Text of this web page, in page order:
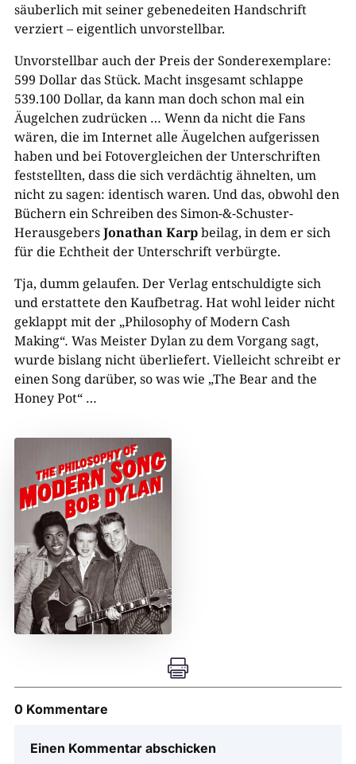
säuberlich mit seiner gebenedeiten Handschrift
verziert – eigentlich unvorstellbar.
Unvorstellbar auch der Preis der Sonderexemplare:
599 Dollar das Stück. Macht insgesamt schlappe
539.100 Dollar, da kann man doch schon mal ein
Äugelchen zudrücken … Wenn da nicht die Fans
wären, die im Internet alle Äugelchen aufgerissen
haben und bei Fotovergleichen der Unterschriften
feststellten, dass die sich verdächtig ähnelten, um
nicht zu sagen: identisch waren. Und das, obwohl den
Büchern ein Schreiben des Simon-&-Schuster-
HerausgebersJonathan Karpbeilag, in dem er sich
für die Echtheit der Unterschrift verbürgte.
Tja, dumm gelaufen. Der Verlag entschuldigte sich
und erstattete den Kaufbetrag. Hat wohl leider nicht
geklappt mit der „Philosophy of Modern Cash
Making“. Was Meister Dylan zu dem Vorgang sagt,
wurde bislang nicht überliefert. Vielleicht schreibt er
einen Song darüber, so was wie „The Bear and the
Honey Pot“ …

0 Kommentare
Einen Kommentar abschicken